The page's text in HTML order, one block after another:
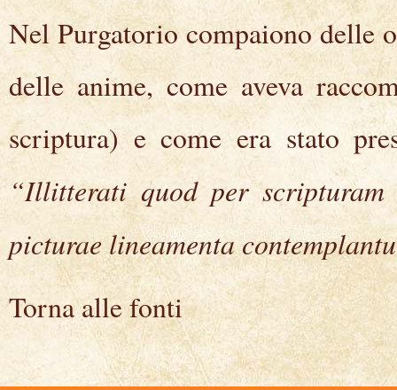
Nel Purgatorio compaiono delle
delle anime, come aveva
scriptura) e come era stato
“Illitterati quod per
picturae lineamenta
Torna alle fonti